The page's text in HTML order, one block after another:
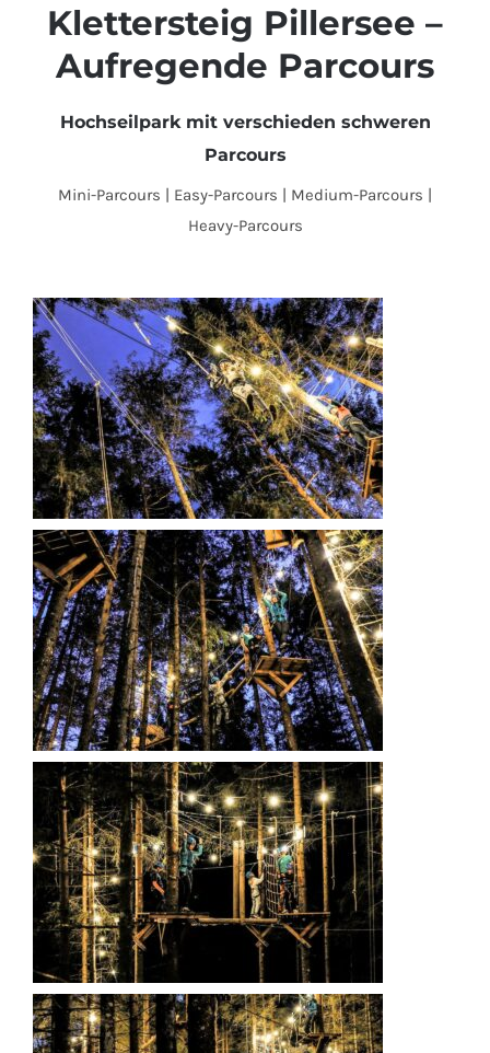
Klettersteig Pillersee –
Aufregende Parcours
Hochseilpark mit verschieden schweren
Parcours
Mini-Parcours | Easy-Parcours | Medium-Parcours |
Heavy-Parcours